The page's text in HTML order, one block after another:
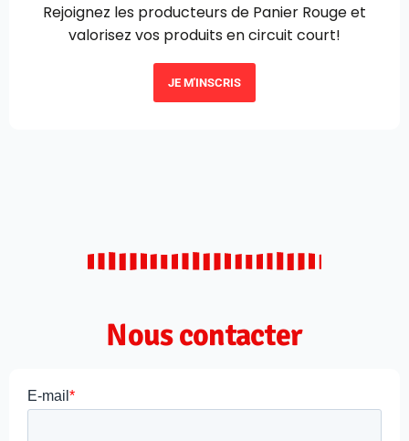
Rejoignez les producteurs de Panier Rouge et
valorisez vos produits en circuit court!
JE M'INSCRIS
Nous contacter